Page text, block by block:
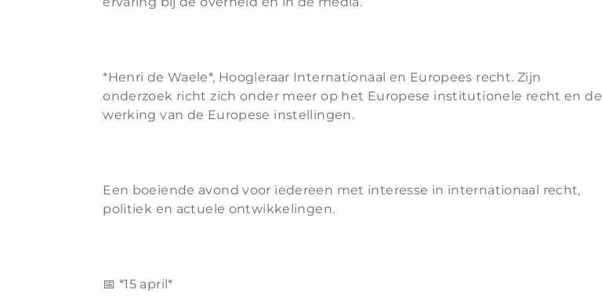
*Henri de Waele*, Hoogleraar Internationaal en Europees recht. Zijn
onderzoek richt zich onder meer op het Europese institutionele recht en de
werking van de Europese instellingen.
Een boeiende avond voor iedereen met interesse in internationaal recht,
politiek en actuele ontwikkelingen.
📅 *15 april*